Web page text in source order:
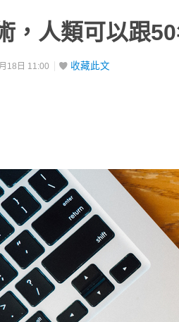
，人類可以跟
18日 11:00 收藏此文